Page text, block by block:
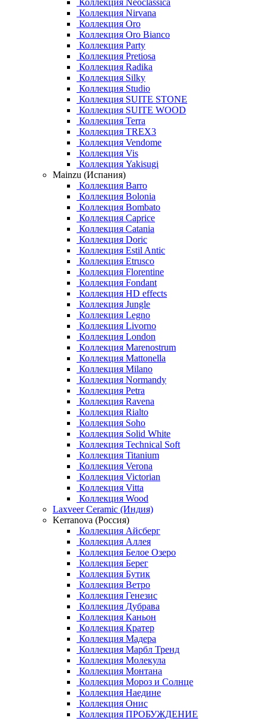
Коллекция Neoclassica
Коллекция Nirvana
Коллекция Oro
Коллекция Oro Bianco
Коллекция Party
Коллекция Pretiosa
Коллекция Radika
Коллекция Silky
Коллекция Studio
Коллекция SUITE STONE
Коллекция SUITE WOOD
Коллекция Terra
Коллекция TREX3
Коллекция Vendome
Коллекция Vis
Коллекция Yakisugi
Mainzu (Испания)
Коллекция Barro
Коллекция Bolonia
Коллекция Bombato
Коллекция Caprice
Коллекция Catania
Коллекция Doric
Коллекция Estil Antic
Коллекция Etrusco
Коллекция Florentine
Коллекция Fondant
Коллекция HD effects
Коллекция Jungle
Коллекция Legno
Коллекция Livorno
Коллекция London
Коллекция Marenostrum
Коллекция Mattonella
Коллекция Milano
Коллекция Normandy
Коллекция Petra
Коллекция Ravena
Коллекция Rialto
Коллекция Soho
Коллекция Solid White
Коллекция Technical Soft
Коллекция Titanium
Коллекция Verona
Коллекция Victorian
Коллекция Vitta
Коллекция Wood
Laxveer Ceramic (Индия)
Kerranova (Россия)
Коллекция Айсберг
Коллекция Аллея
Коллекция Белое Озеро
Коллекция Берег
Коллекция Бутик
Коллекция Ветро
Коллекция Генезис
Коллекция Дубрава
Коллекция Каньон
Коллекция Кратер
Коллекция Мадера
Коллекция Марбл Тренд
Коллекция Молекула
Коллекция Монтана
Коллекция Мороз и Солнце
Коллекция Наедине
Коллекция Онис
Коллекция ПРОБУЖДЕНИЕ